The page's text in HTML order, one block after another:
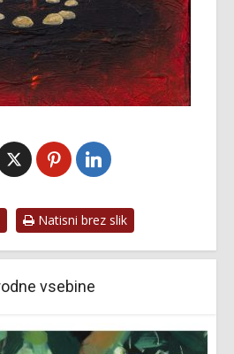
Natisni brez slik
vsebine